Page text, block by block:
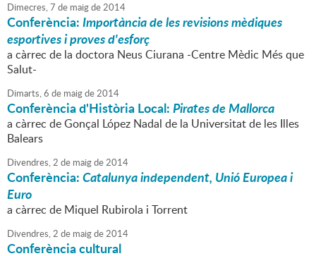
Dimecres,7 de maigde2014
Conferència:Importància de les revisions mèdiques
esportives i proves d'esforç
a càrrec de la doctora Neus Ciurana -Centre Mèdic Més que
Salut-
Dimarts,6 de maigde2014
Conferència d'Història Local:Pirates de Mallorca
a càrrec de Gonçal López Nadal de la Universitat de les Illes
Balears
Divendres,2 de maigde2014
Conferència:Catalunya independent, Unió Europea i
Euro
a càrrec de Miquel Rubirola i Torrent
Divendres,2 de maigde2014
Conferència cultural